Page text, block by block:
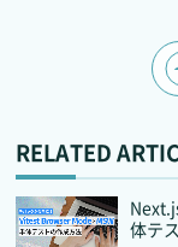
RELATED
体テ